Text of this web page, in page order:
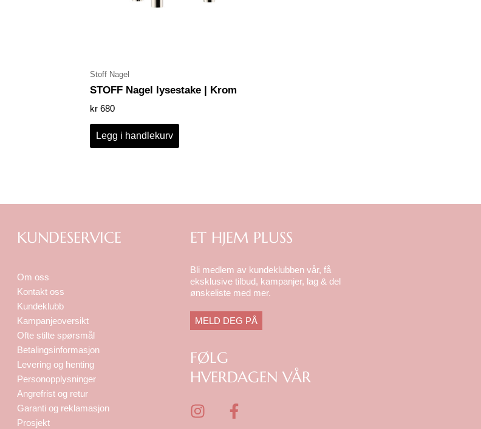
Stoff Nagel
STOFF Nagel lysestake | Krom
kr 680
Legg i handlekurv
KUNDESERVICE
Om oss
Kontakt oss
Kundeklubb
Kampanjeoversikt
Ofte stilte spørsmål
Betalingsinformasjon
Levering og henting
Personopplysninger
Angrefrist og retur
Garanti og reklamasjon
Prosjekt
ET HJEM PLUSS
Bli medlem av kundeklubben vår, få
eksklusive tilbud, kampanjer, lag & del
ønskeliste med mer.
MELD DEG PÅ
FØLG
HVERDAGEN VÅR
I
F